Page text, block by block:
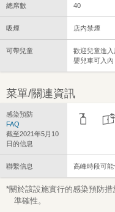
總席數 40
吸煙 店内禁煙
可帶兒童
歡迎兒童進入
嬰兒車可入內
菜單/關連資訊
感染預防
FAQ
截至2021年5月10
日的信息
聯繫信息 高峰時段可能
*關於該設施實行的感染預防
準確性。